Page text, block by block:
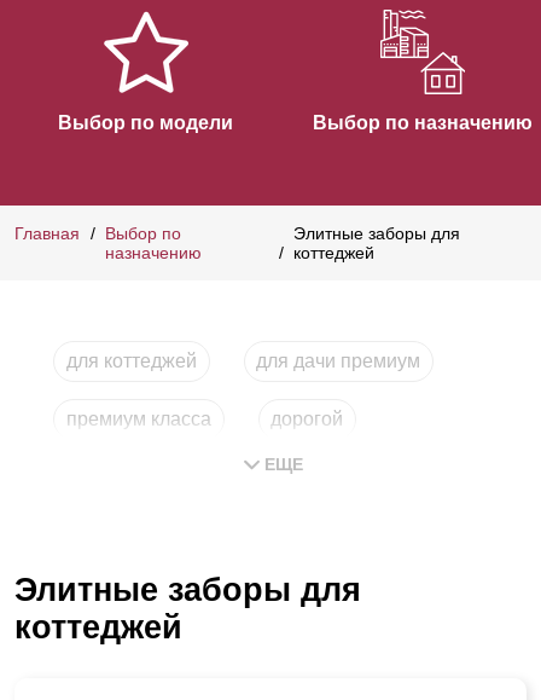
Выбор по модели Выбор по назначению
Главная
Выбор по
назначению
Элитные заборы для
коттеджей
для коттеджей для дачи премиум
премиум класса дорогой
ЕЩЕ
Элитные заборы для
коттеджей